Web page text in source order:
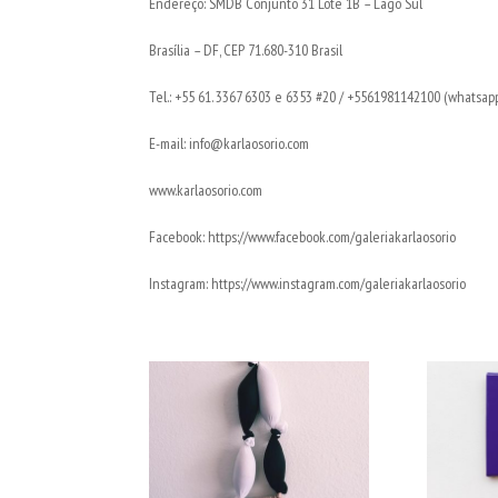
Brasília – DF, CEP 71.680-310 Brasil
Tel.: +55 61. 3367 6303 e 6353 #20 / +5561981142100
E-mail: info@karlaosorio.com
www.karlaosorio.com
Facebook: https://www.facebook.com/galeriakarlaosorio
Instagram: https://www.instagram.com/galeriakarlaosorio